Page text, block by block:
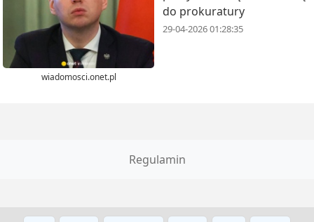
wiadomosci.onet.pl
do prokuratury
29-04-2026 01:28:35
Regulamin